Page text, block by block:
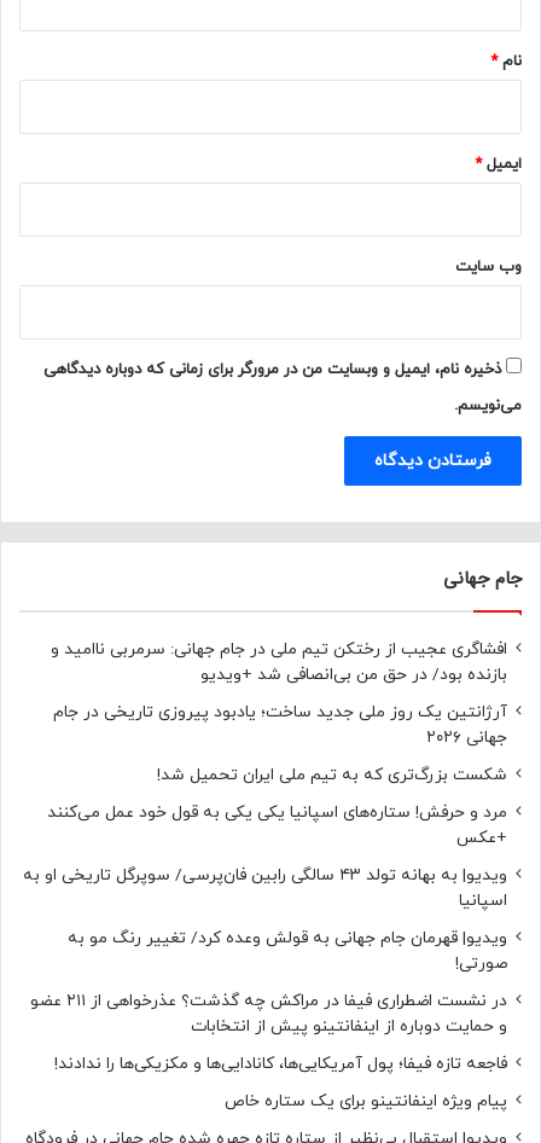
نام*
ایمیل*
وب‌ سایت
ذخیره نام، ایمیل و وبسایت من در مرورگر برای زمانی که دوباره دیدگاهی
می‌نویسم.
جام جهانی
افشاگری عجیب از رختکن تیم ملی در جام جهانی: سرمربی ناامید و
بازنده بود/ در حق من بی‌انصافی شد +ویدیو
آرژانتین یک روز ملی جدید ساخت؛ یادبود پیروزی تاریخی در جام
جهانی ۲۰۲۶
شکست بزرگ‌تری که به تیم ملی ایران تحمیل شد!
مرد و حرفش! ستاره‌های اسپانیا یکی یکی به قول خود عمل می‌کنند
+عکس
ویدیو| به بهانه تولد ۴۳ سالگی رابین فان‌پرسی/ سوپرگل تاریخی او به
اسپانیا
ویدیو| قهرمان جام جهانی به قولش وعده کرد/ تغییر رنگ مو به
صورتی!
در نشست اضطراری فیفا در مراکش چه گذشت؟ عذرخواهی از ۲۱۱ عضو
و حمایت دوباره از اینفانتینو پیش از انتخابات
فاجعه تازه فیفا؛ پول آمریکایی‌ها، کانادایی‌ها و مکزیکی‌ها را ندادند!
پیام ویژه اینفانتینو برای یک ستاره خاص